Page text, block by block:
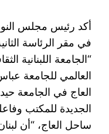
أكد رئيس مجلس
في مقر الرئاسة
“الجامعة اللبنانية
العالمي للجامعة
العاج في الجامعة
الجديدة للمكتب
ساحل العاج، “أن